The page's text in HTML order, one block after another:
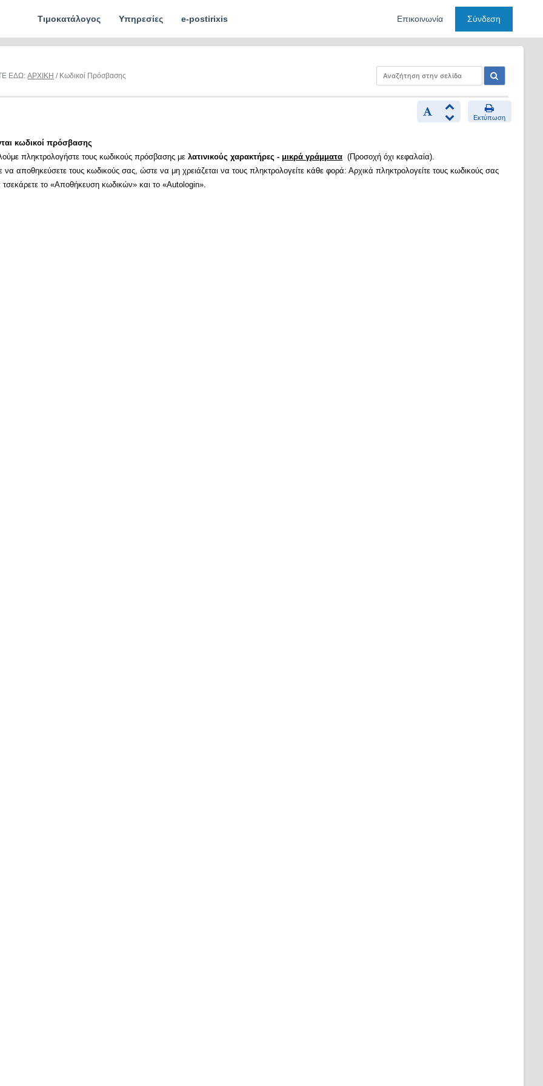
Τιμοκατάλογος Υπηρεσίες e-postirixis Επικοινωνία Σύνδεση
ΕΔΩ:ΑΡΧΙΚΗ / Κωδικοί Πρόσβασης
Εκτύπωση
κωδικοί πρόσβασης
πληκτρολογήστε τους κωδικούς πρόσβασης μελατινικούς χαρακτήρες - μικρά γράμματα (Προσοχή όχι κεφαλαία).
να αποθηκεύσετε τους κωδικούς σας, ώστε να μη χρειάζεται να τους πληκτρολογείτε κάθε φορά: Αρχικά πληκτρολογείτε τους κωδικούς σας
τσεκάρετε το «Αποθήκευση κωδικών» και το «Autologin».